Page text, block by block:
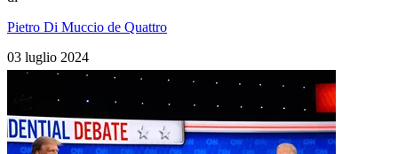
Pietro Di Muccio de Quattro
03 luglio 2024